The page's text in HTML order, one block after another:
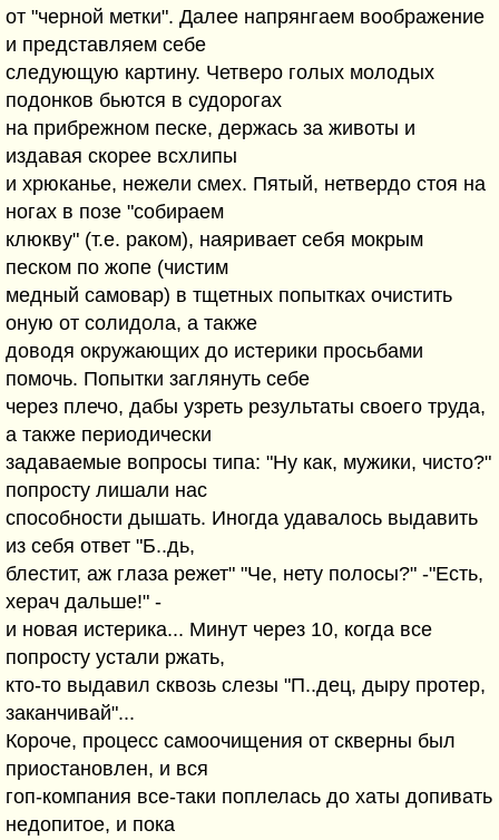
от "черной метки". Далее напрянгаем воображение
и представляем себе
следующую картину. Четверо голых молодых
подонков бьются в судорогах
на прибрежном песке, держась за животы и
издавая скорее всхлипы
и хрюканье, нежели смех. Пятый, нетвердо стоя на
ногах в позе "собираем
клюкву" (т.е. раком), наяривает себя мокрым
песком по жопе (чистим
медный самовар) в тщетных попытках очистить
оную от солидола, а также
доводя окружающих до истерики просьбами
помочь. Попытки заглянуть себе
через плечо, дабы узреть результаты своего труда,
а также периодически
задаваемые вопросы типа: "Ну как, мужики, чисто?"
попросту лишали нас
способности дышать. Иногда удавалось выдавить
из себя ответ "Б..дь,
блестит, аж глаза режет" "Че, нету полосы?" -"Есть,
херач дальше!" -
и новая истерика... Минут через 10, когда все
попросту устали ржать,
кто-то выдавил сквозь слезы "П..дец, дыру протер,
заканчивай"...
Короче, процесс самоочищения от скверны был
приостановлен, и вся
гоп-компания все-таки поплелась до хаты допивать
недопитое, и пока